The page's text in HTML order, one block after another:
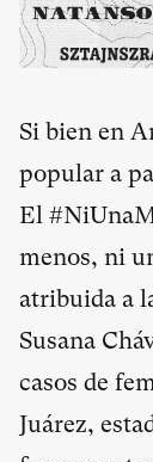
Si bien en
popular a
El
menos, ni
atribuida a
Susana
casos de
Juárez,